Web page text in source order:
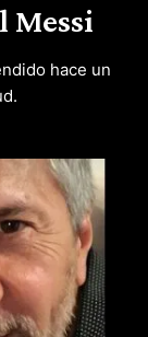
Messi
hace un